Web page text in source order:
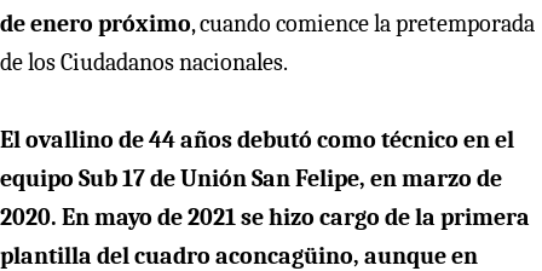
de enero próximo, cuando comience la pretemporada
de los Ciudadanos nacionales.
El ovallino de 44 años debutó como técnico en el
equipo Sub 17 de Unión San Felipe, en marzo de
2020. En mayo de 2021 se hizo cargo de la primera
plantilla del cuadro aconcagüino, aunque en